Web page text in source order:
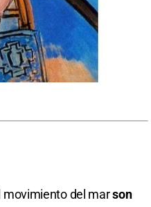
movimiento del marson